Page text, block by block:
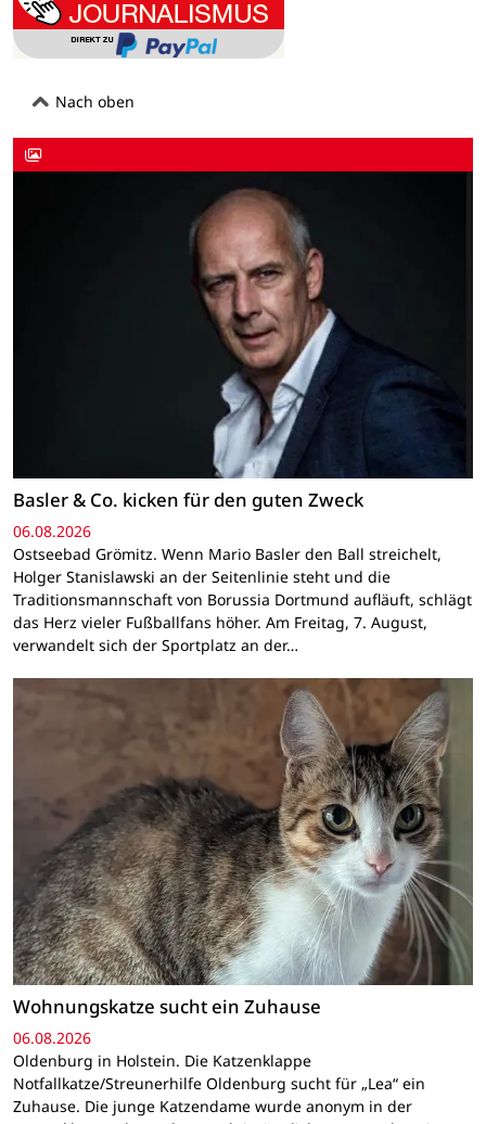
Nach oben
Basler & Co. kicken für den guten Zweck
06.08.2026
Ostseebad Grömitz. Wenn Mario Basler den Ball streichelt,
Holger Stanislawski an der Seitenlinie steht und die
Traditionsmannschaft von Borussia Dortmund aufläuft, schlägt
das Herz vieler Fußballfans höher. Am Freitag, 7. August,
verwandelt sich der Sportplatz an der…
Wohnungskatze sucht ein Zuhause
06.08.2026
Oldenburg in Holstein. Die Katzenklappe
Notfallkatze/Streunerhilfe Oldenburg sucht für „Lea“ ein
Zuhause. Die junge Katzendame wurde anonym in der